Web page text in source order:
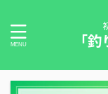
「